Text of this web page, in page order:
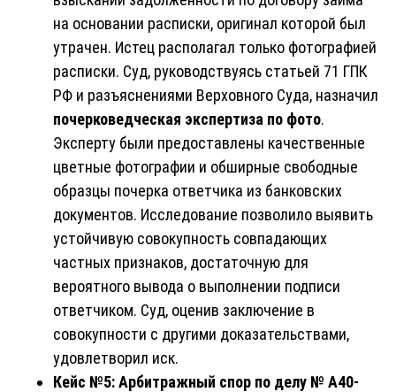
на основании расписки, оригинал которой был
утрачен. Истец располагал только фотографией
расписки. Суд, руководствуясь статьей 71 ГПК
РФ и разъяснениями Верховного Суда, назначил
почерковедческая экспертиза по фото.
Эксперту были предоставлены качественные
цветные фотографии и обширные свободные
образцы почерка ответчика из банковских
документов. Исследование позволило выявить
устойчивую совокупность совпадающих
частных признаков, достаточную для
вероятного вывода о выполнении подписи
ответчиком. Суд, оценив заключение в
совокупности с другими доказательствами,
удовлетворил иск.
Кейс №5: Арбитражный спор по делу № А40-